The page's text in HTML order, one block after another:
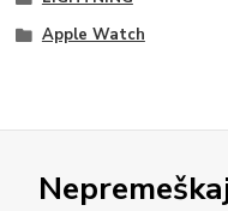
Apple Watch